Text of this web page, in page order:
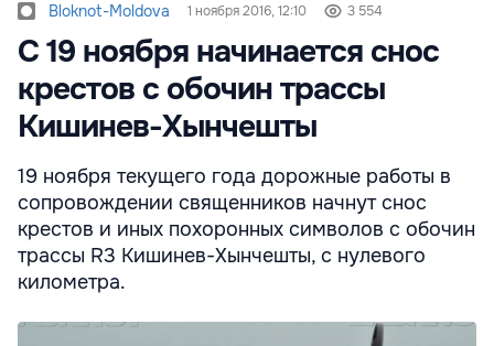
Bloknot-Moldova 1 ноября 2016, 12:10 3 554
С 19 ноября начинается снос
крестов с обочин трассы
Кишинев-Хынчешты
19 ноября текущего года дорожные работы в
сопровождении священников начнут снос
крестов и иных похоронных символов с обочин
трассы R3 Кишинев-Хынчешты, с нулевого
километра.